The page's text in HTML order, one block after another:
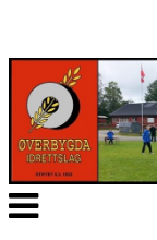
Veksle
navigasjon